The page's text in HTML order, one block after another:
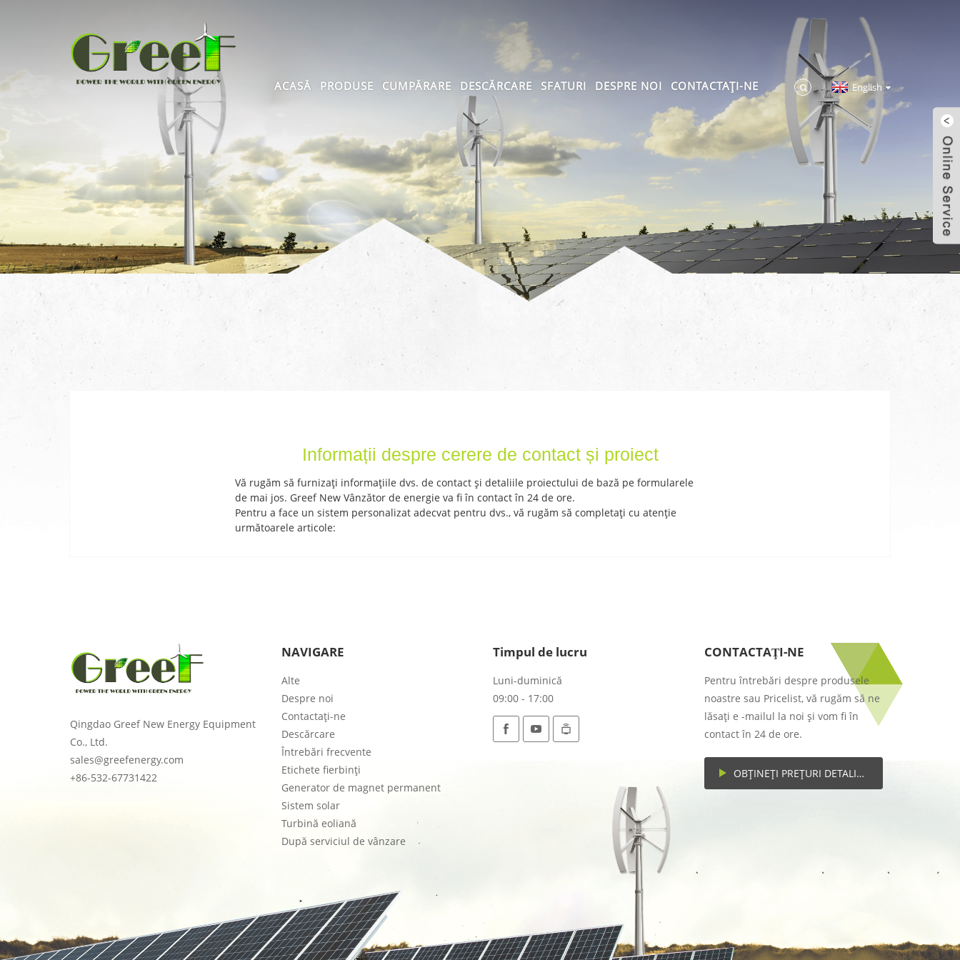
ACASĂ PRODUSE CUMPĂRARE DESCĂRCARE SFATURI DESPRE NOI CONTACTAŢI-NE English
Informații despre cerere de contact și proiect
Vă rugăm să furnizați informațiile dvs. de contact și detaliile proiectului de bază pe formularele
de mai jos. Greef New Vânzător de energie va fi în contact în 24 de ore.
Pentru a face un sistem personalizat adecvat pentru dvs., vă rugăm să completați cu atenție
următoarele articole:
Qingdao Greef New Energy Equipment
Co., Ltd.
sales@greefenergy.com
+86-532-67731422
NAVIGARE
Alte
Despre noi
Contactaţi-ne
Descărcare
Întrebări frecvente
Etichete fierbinți
Generator de magnet permanent
Sistem solar
Turbină eoliană
După serviciul de vânzare
Timpul de lucru
Luni-duminică
09:00 - 17:00
CONTACTAŢI-NE
Pentru întrebări despre produsele
noastre sau Pricelist, vă rugăm să ne
lăsați e -mailul la noi și vom fi în
contact în 24 de ore.
OBȚINEȚI PREȚURI DETALIATE
Vă rugăm să introduceți parola